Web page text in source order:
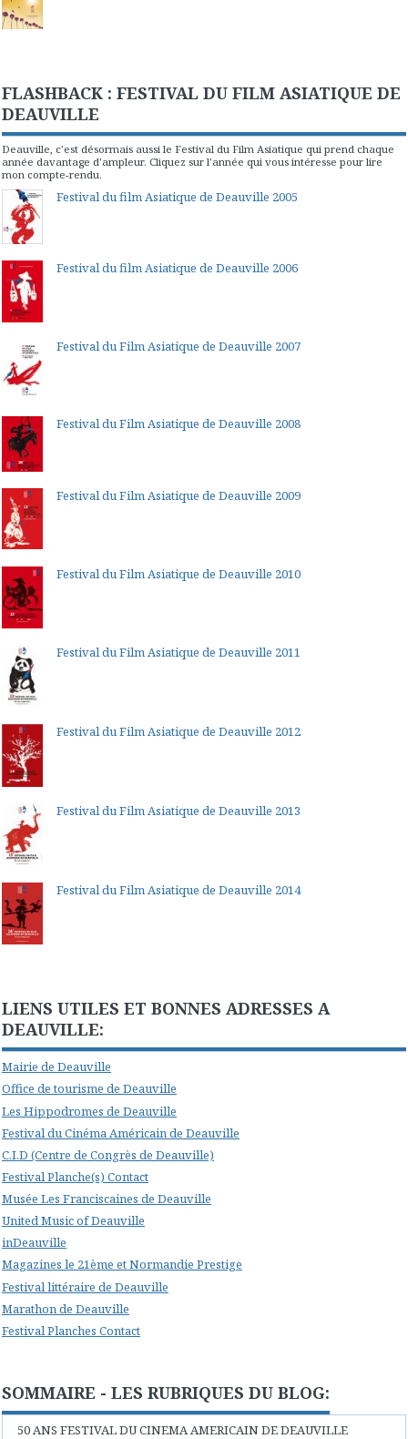
FLASHBACK : FESTIVAL DU FILM ASIATIQUE DE
DEAUVILLE
Deauville, c'est désormais aussi le Festival du Film Asiatique qui prend chaque
année davantage d'ampleur. Cliquez sur l'année qui vous intéresse pour lire
mon compte-rendu.
Festival du film Asiatique de Deauville 2005
Festival du film Asiatique de Deauville 2006
Festival du Film Asiatique de Deauville 2007
Festival du Film Asiatique de Deauville 2008
Festival du Film Asiatique de Deauville 2009
Festival du Film Asiatique de Deauville 2010
Festival du Film Asiatique de Deauville 2011
Festival du Film Asiatique de Deauville 2012
Festival du Film Asiatique de Deauville 2013
Festival du Film Asiatique de Deauville 2014
LIENS UTILES ET BONNES ADRESSES A
DEAUVILLE:
Mairie de Deauville
Office de tourisme de Deauville
Les Hippodromes de Deauville
Festival du Cinéma Américain de Deauville
C.I.D (Centre de Congrès de Deauville)
Festival Planche(s) Contact
Musée Les Franciscaines de Deauville
United Music of Deauville
inDeauville
Magazines le 21ème et Normandie Prestige
Festival littéraire de Deauville
Marathon de Deauville
Festival Planches Contact
SOMMAIRE - LES RUBRIQUES DU BLOG:
50 ANS FESTIVAL DU CINEMA AMERICAIN DE DEAUVILLE